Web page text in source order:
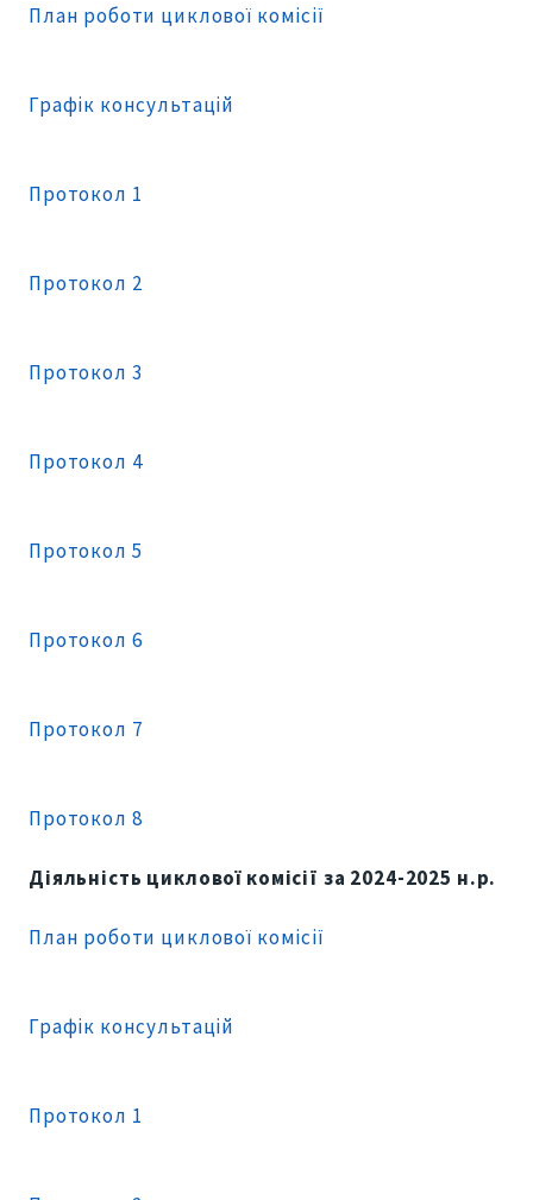
План роботи циклової комісії
Графік консультацій
Протокол 1
Протокол 2
Протокол 3
Протокол 4
Протокол 5
Протокол 6
Протокол 7
Протокол 8
Діяльність циклової комісії за 2024-2025 н.р.
План роботи циклової комісії
Графік консультацій
Протокол 1